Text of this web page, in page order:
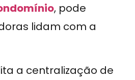
, pode
lidam com a
a centralização de